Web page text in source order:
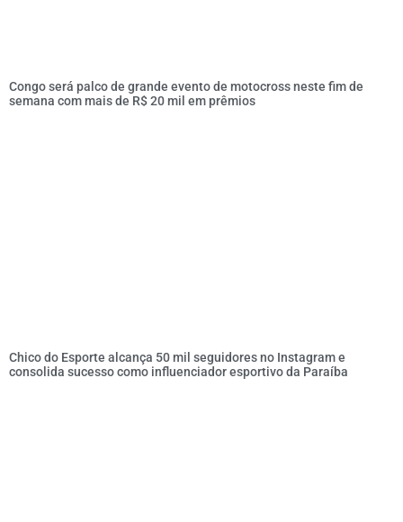
Congo será palco de grande evento de motocross neste fim de
semana com mais de R$ 20 mil em prêmios
Chico do Esporte alcança 50 mil seguidores no Instagram e
consolida sucesso como influenciador esportivo da Paraíba